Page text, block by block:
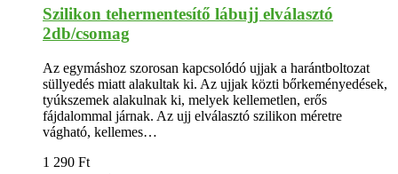
Szilikon tehermentesítő lábujj elválasztó
2db/csomag
Az egymáshoz szorosan kapcsolódó ujjak a harántboltozat
süllyedés miatt alakultak ki. Az ujjak közti bőrkeményedések,
tyúkszemek alakulnak ki, melyek kellemetlen, erős
fájdalommal járnak. Az ujj elválasztó szilikon méretre
vágható, kellemes…
1 290 Ft